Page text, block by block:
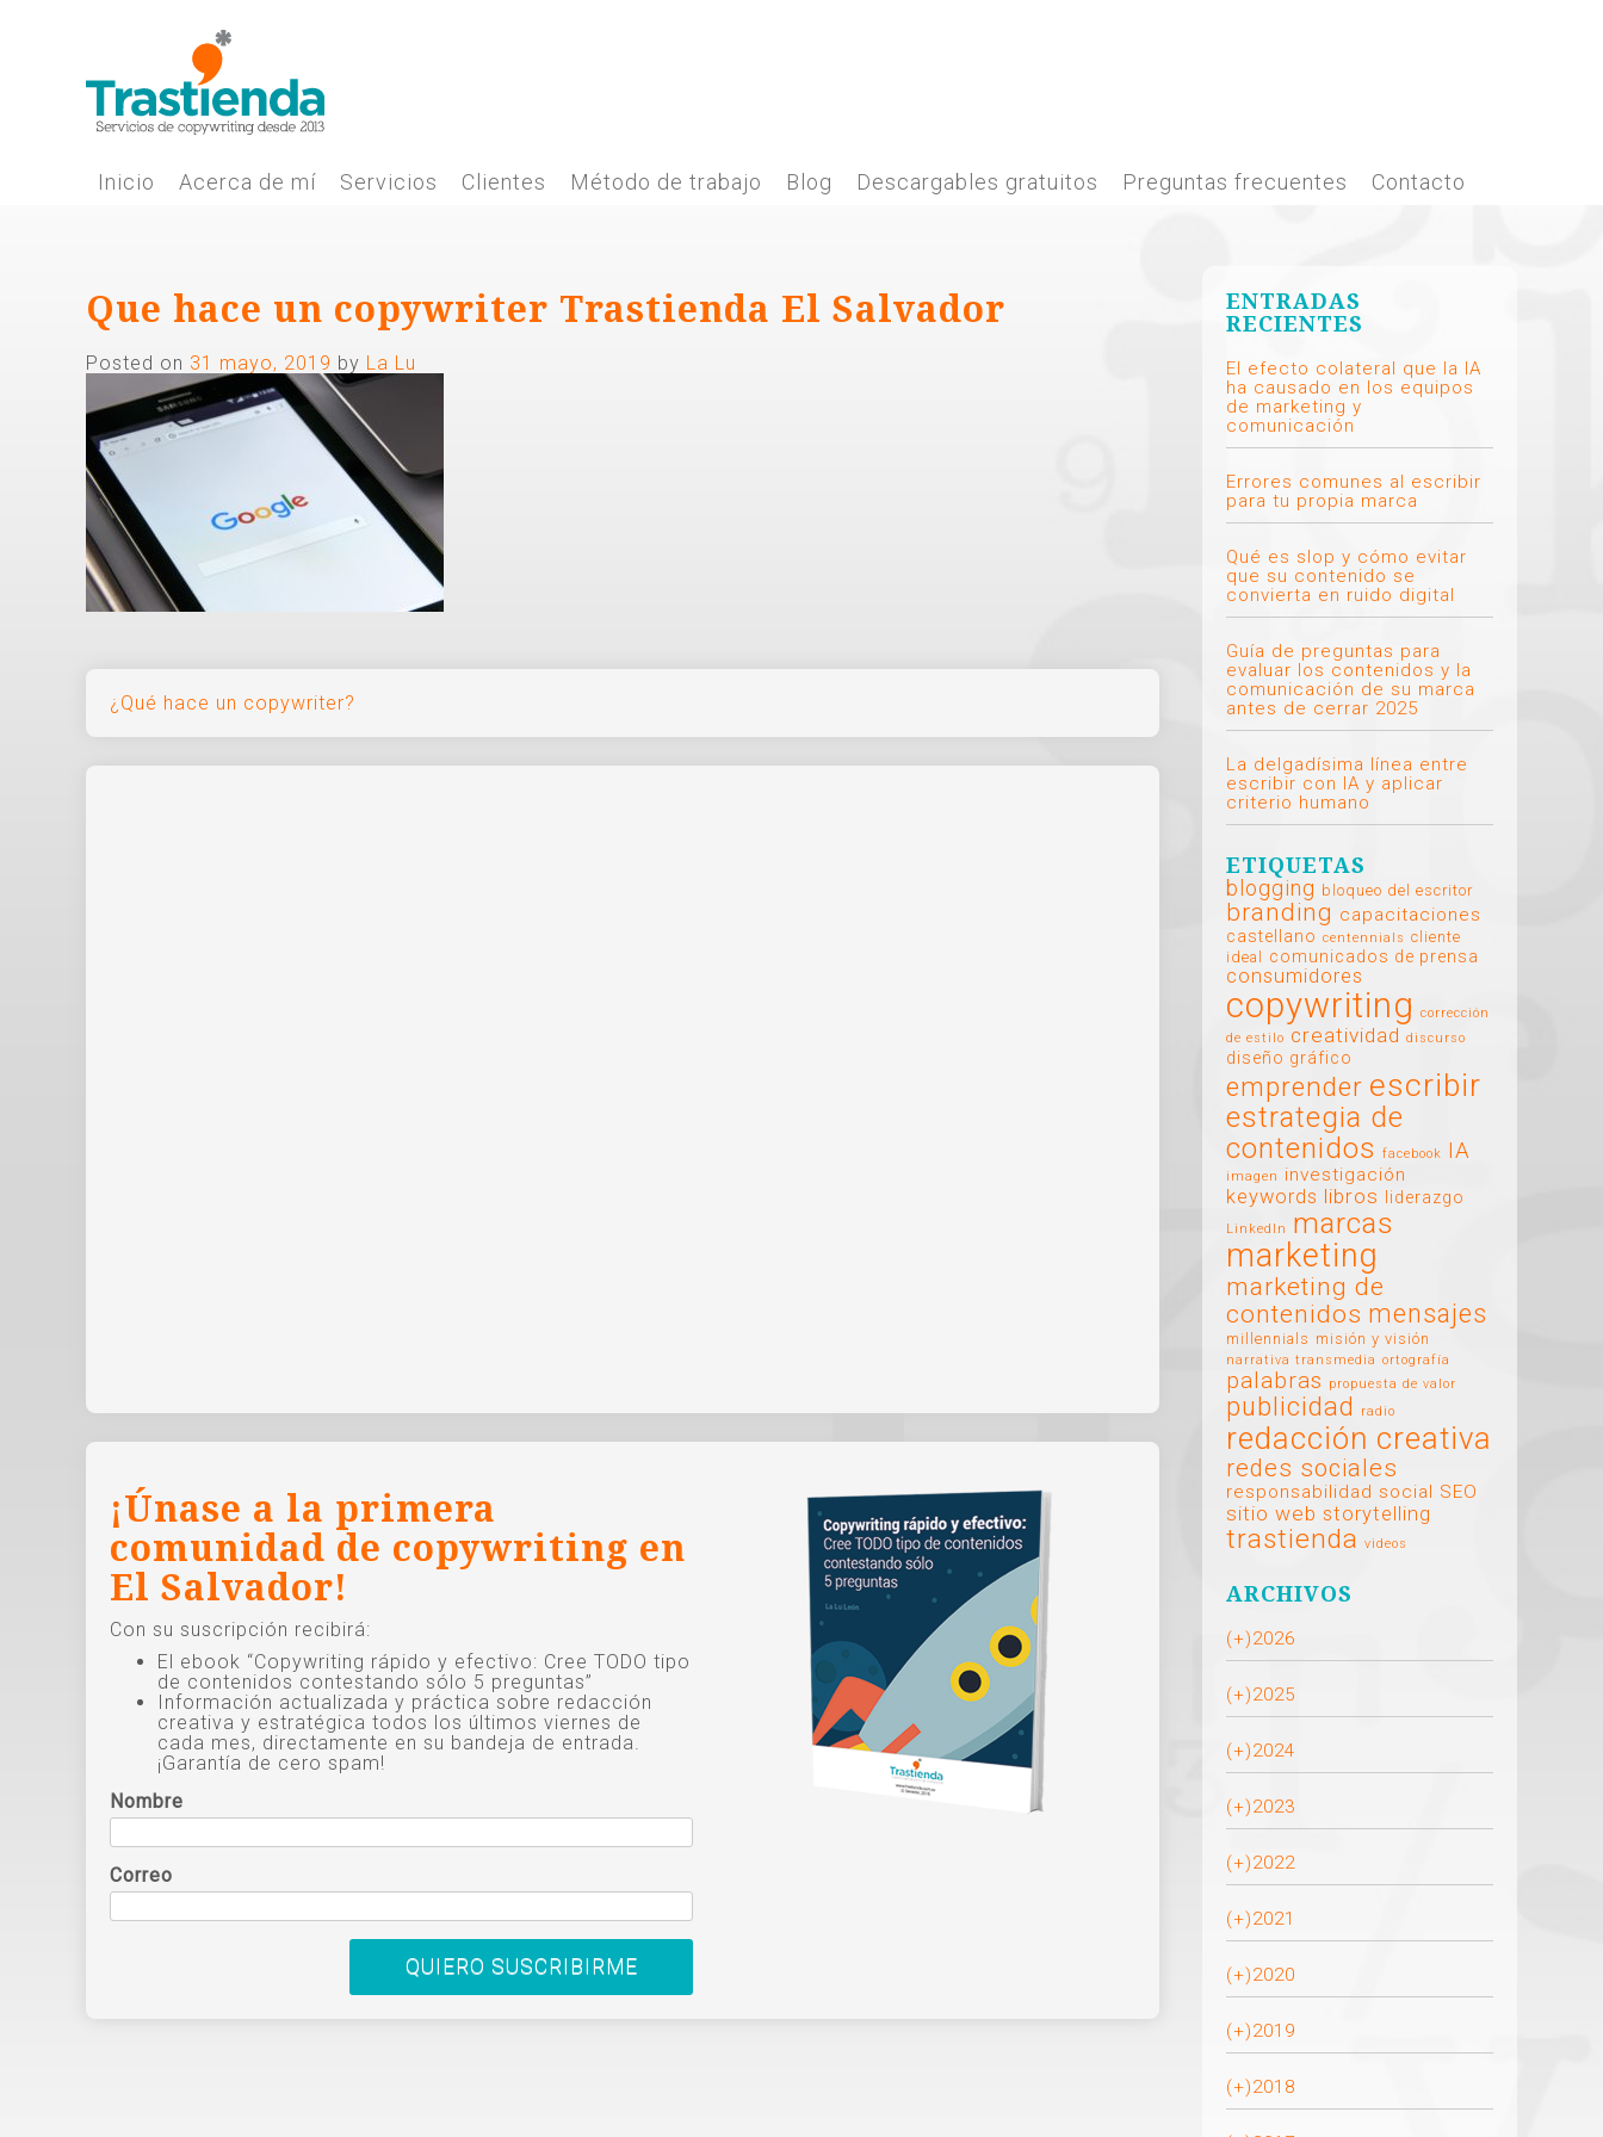
Inicio Acerca de mí Servicios Clientes Método de trabajo Blog Descargables gratuitos Preguntas frecuentes Contacto
Que hace un copywriter Trastienda El Salvador
Posted on 31 mayo, 2019 by La Lu
Navegación
de
¿Qué hace un copywriter?
¡Únase a la primera
comunidad de copywriting en
El Salvador!
Con su suscripción recibirá:
El ebook “Copywriting rápido y efectivo: Cree TODO tipo
de contenidos contestando sólo 5 preguntas”
Información actualizada y práctica sobre redacción
creativa y estratégica todos los últimos viernes de
cada mes, directamente en su bandeja de entrada.
¡Garantía de cero spam!
Nombre
Correo
ENTRADAS
RECIENTES
El efecto colateral que la IA
ha causado en los equipos
de marketing y
comunicación
Errores comunes al escribir
para tu propia marca
Qué es slop y cómo evitar
que su contenido se
convierta en ruido digital
Guía de preguntas para
evaluar los contenidos y la
comunicación de su marca
antes de cerrar 2025
La delgadísima línea entre
escribir con IA y aplicar
criterio humano
ETIQUETAS
blogging bloqueo del escritor
branding capacitaciones
castellano centennials cliente
ideal
comunicados de prensa
consumidores
copywriting
corrección
de estilo creatividad discurso
diseño gráfico
emprender escribir
estrategia de
contenidos
facebook IA
imagen investigación
keywords libros liderazgo
LinkedIn marcas
marketing
marketing de
contenidos mensajes
millennials misión y visión
narrativa transmedia ortografía
palabras propuesta de valor
publicidad radio
redacción creativa
redes sociales
responsabilidad social SEO
sitio web storytelling
trastienda videos
ARCHIVOS
(+)2026
(+)2025
(+)2024
(+)2023
(+)2022
(+)2021
(+)2020
(+)2019
(+)2018